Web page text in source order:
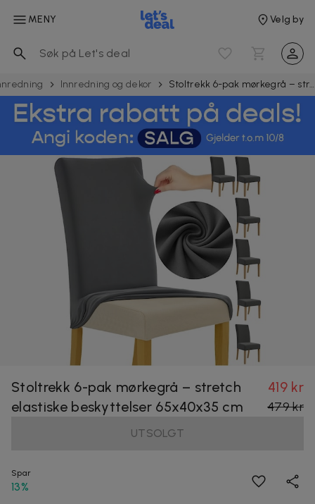
MENY Velg by
Innredning og dekor Stoltrekk 6-pak mørkegrå – stretch elastiske beskyttelser 65x40x35 cm
Stoltrekk 6-pak mørkegrå – stretch
elastiske beskyttelser 65x40x35 cm
419 kr
479 kr
UTSOLGT
Spar
13%